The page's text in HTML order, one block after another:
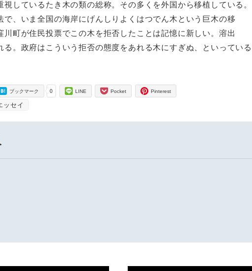
しているたき木の類の総称。その多くを外国から移植している。
で、いま全国の海岸にげんしりよくはつでん木という巨木の移
川町が住民投票でこの木を拒否したことは記憶に新しい。溶出
。政府はこういう拒否の態度をあれる木にすぎぬ、といっている
0
ブックマーク LINE Pocket Pinterest
ッセイ